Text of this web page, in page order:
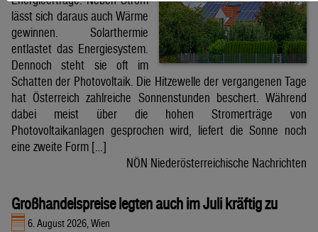
lässt sich daraus auch Wärme
gewinnen. Solarthermie
entlastet das Energiesystem.
Dennoch steht sie oft im
Schatten der Photovoltaik. Die Hitzewelle der vergangenen Tage
hat Österreich zahlreiche Sonnenstunden beschert. Während
dabei meist über die hohen Stromerträge von
Photovoltaikanlagen gesprochen wird, liefert die Sonne noch
eine zweite Form […]
NÖN Niederösterreichische Nachrichten
Großhandelspreise legten auch im Juli kräftig zu
6. August 2026, Wien